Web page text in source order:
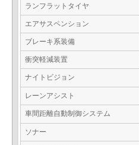
ランフラットタイヤ
エアサスペンション
ブレーキ系装備
衝突軽減装置
ナイトビジョン
レーンアシスト
車間距離自動制御システム
ソナー